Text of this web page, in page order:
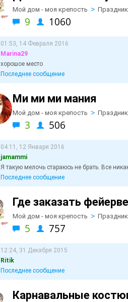
Мой дом - моя крепость >
9 1060
01:53, 14 Февраля 2016
Marina29
хорошое место
Последнее сообщение
Ми ми ми мания
Мой дом - моя крепость >
3 506
04:11, 12 Января 2016
jamammi
Я такую мелочь стараюсь не брать. Все
Последнее сообщение
Где заказать
Мой дом - моя крепость >
5 757
12:24, 31 Декабря 2015
Ritik
Последнее сообщение
Карнавальные